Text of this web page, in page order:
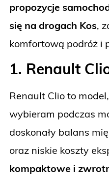
propozycje
się na drogach Kos,
komfortową podróż i
1. Renault
Renault Clio to
wybieram podczas
doskonały balans
oraz niskie koszty
kompaktowe i